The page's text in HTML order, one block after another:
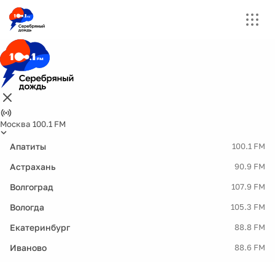
Москва 100.1 FM
Апатиты 100.1 FM
Астрахань 90.9 FM
Волгоград 107.9 FM
Вологда 105.3 FM
Екатеринбург 88.8 FM
Иваново 88.6 FM